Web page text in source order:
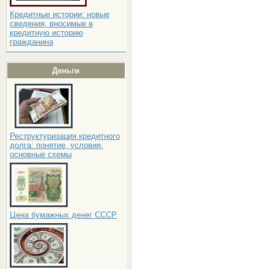
Кредитные истории: новые
сведения, вносимые в
кредитную историю
гражданина
Деньги
Реструктуризация кредитного
долга: понятие, условия,
основные схемы
Цена бумажных денег СССР